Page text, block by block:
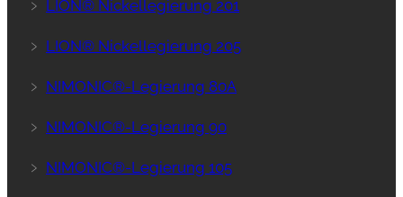
﹥ LION® Nickellegierung 201
﹥ LION® Nickellegierung 205
﹥ NIMONIC®-Legierung 80A
﹥ NIMONIC®-Legierung 90
﹥ NIMONIC®-Legierung 105